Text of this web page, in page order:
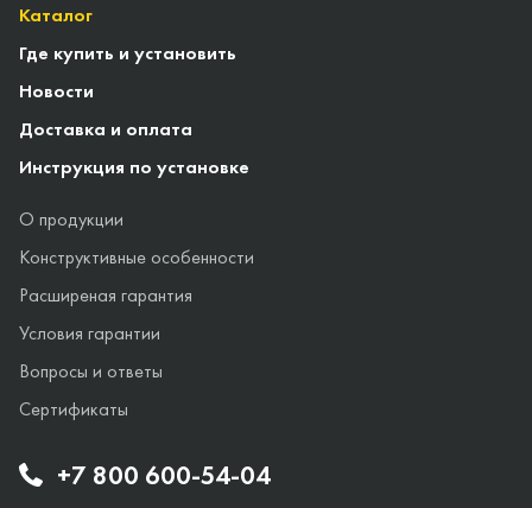
+7 800 600-54-04
Каталог
Где купить и установить
Новости
Доставка и оплата
Инструкция по установке
О продукции
Конструктивные особенности
Расширеная гарантия
Условия гарантии
Вопросы и ответы
Сертификаты